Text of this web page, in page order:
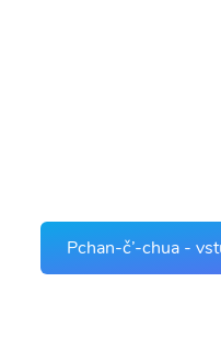
Pchan-č’-chua -